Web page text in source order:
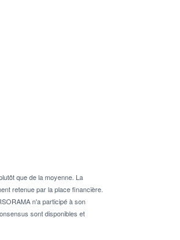
que de la moyenne. La
retenue par la place financière.
n'a participé à son
sont disponibles et